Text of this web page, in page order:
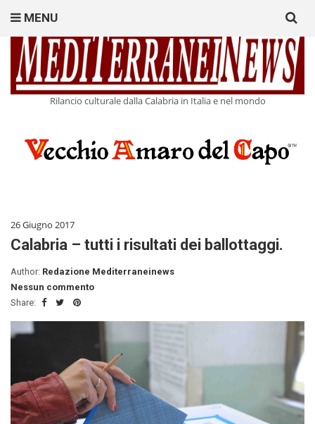
Rilancio culturale dalla Calabria in Italia e nel mondo
MENU
for:
26 Giugno 2017
Calabria – tutti i risultati dei ballottaggi.
Author: Redazione Mediterraneinews
Nessun commento
Share: